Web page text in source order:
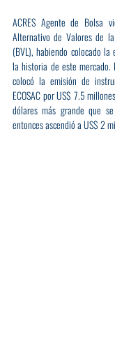
ACRES Agente de Bolsa
Alternativo de Valores de
(BVL), habiendo colocado
la historia de este mercado.
colocó la emisión de
ECOSAC por US$ 7.5
dólares más grande que
entonces ascendió a US$ 2